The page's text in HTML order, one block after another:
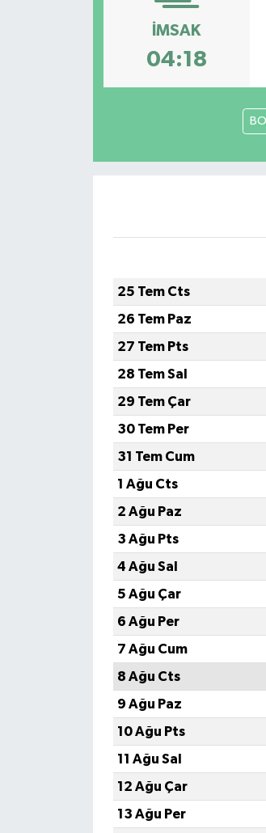
İMSAK
04:18
25 Tem Cts
26 Tem Paz
27 Tem Pts
28 Tem Sal
29 Tem Çar
30 Tem Per
31 Tem Cum
1 Ağu Cts
2 Ağu Paz
3 Ağu Pts
4 Ağu Sal
5 Ağu Çar
6 Ağu Per
7 Ağu Cum
8 Ağu Cts
9 Ağu Paz
10 Ağu Pts
11 Ağu Sal
12 Ağu Çar
13 Ağu Per
İÇ HABERLER
Nöbetçi Eczaneler
ÖZEL HABER
TEKNOLOJİ